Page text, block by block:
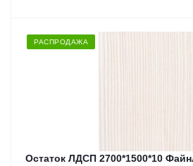
РАСПРОДАЖА
Остаток ЛДСП 2700*1500*10